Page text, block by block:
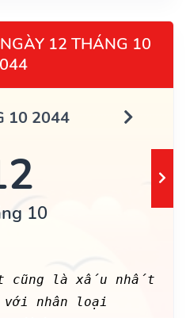
12 THÁNG 10
10 2044
10
cũng là xấu nhất
với nhân loại